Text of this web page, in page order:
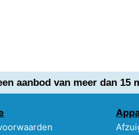
aanbod van meer dan